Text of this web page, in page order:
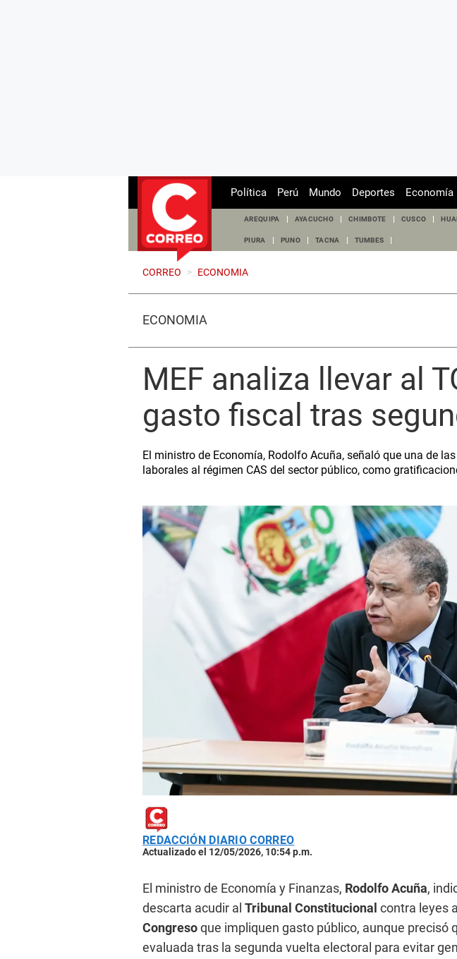
Política Perú Mundo Deportes Economía
AREQUIPA AYACUCHO CHIMBOTE CUSCO
PIURA PUNO TACNA TUMBES
CORREO > ECONOMIA
ECONOMÍA
MEF analiza llevar al
gasto fiscal tras
El ministro de Economía, Rodolfo Acuña, señaló que una de
laborales al régimen CAS del sector público, como
REDACCIÓN DIARIO CORREO
Actualizado el 12/05/2026, 10:54 p.m.
El ministro de Economía y Finanzas, Rodolfo Acuña,
descarta acudir al Tribunal Constitucional contra leyes
Congresoque impliquen gasto público, aunque precisó
evaluada tras la segunda vuelta electoral para evitar